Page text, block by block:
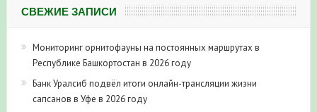
СВЕЖИЕ ЗАПИСИ
Мониторинг орнитофауны на постоянных маршрутах в
Республике Башкортостан в 2026 году
Банк Уралсиб подвёл итоги онлайн-трансляции жизни
сапсанов в Уфе в 2026 году